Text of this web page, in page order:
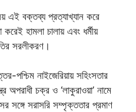
এই বক্তব্য প্রত্যাখ্যান করে
হামলা চালায় এবং ধর্মীয়
সরলীকরণ।
পশ্চিম নাইজেরিয়ায় সহিংসতার
অপরাধী চক্র ও ‘লাকুরাওয়া’ নামে
সঙ্গে সরাসরি সম্পৃক্ততার প্রমাণ